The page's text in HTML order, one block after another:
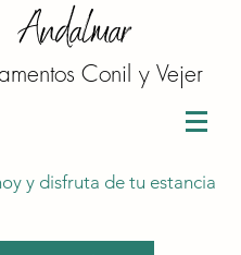
Andalmar
Conil y Vejer
y disfruta de tu estancia